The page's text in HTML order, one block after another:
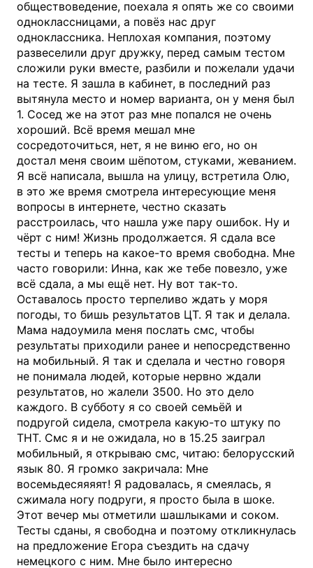
обществоведение, поехала я опять же со своими
одноклассницами, а повёз нас друг
одноклассника. Неплохая компания, поэтому
развеселили друг дружку, перед самым тестом
сложили руки вместе, разбили и пожелали удачи
на тесте. Я зашла в кабинет, в последний раз
вытянула место и номер варианта, он у меня был
1. Сосед же на этот раз мне попался не очень
хороший. Всё время мешал мне
сосредоточиться, нет, я не виню его, но он
достал меня своим шёпотом, стуками, жеванием.
Я всё написала, вышла на улицу, встретила Олю,
в это же время смотрела интересующие меня
вопросы в интернете, честно сказать
расстроилась, что нашла уже пару ошибок. Ну и
чёрт с ним! Жизнь продолжается. Я сдала все
тесты и теперь на какое-то время свободна. Мне
часто говорили: Инна, как же тебе повезло, уже
всё сдала, а мы ещё нет. Ну вот так-то.
Оставалось просто терпеливо ждать у моря
погоды, то бишь результатов ЦТ. Я так и делала.
Мама надоумила меня послать смс, чтобы
результаты приходили ранее и непосредственно
на мобильный. Я так и сделала и честно говоря
не понимала людей, которые нервно ждали
результатов, но жалели 3500. Но это дело
каждого. В субботу я со своей семьёй и
подругой сидела, смотрела какую-то штуку по
ТНТ. Смс я и не ожидала, но в 15.25 заиграл
мобильный, я открываю смс, читаю: белорусский
язык 80. Я громко закричала: Мне
восемьдесяяяят! Я радовалась, я смеялась, я
сжимала ногу подруги, я просто была в шоке.
Этот вечер мы отметили шашлыками и соком.
Тесты сданы, я свободна и поэтому откликнулась
на предложение Егора съездить на сдачу
немецкого с ним. Мне было интересно